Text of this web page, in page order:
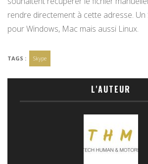
rendre directement à cette adresse. Un
pour Windows, Mac mais aussi Linux.
TAGS : Skype
L'AUTEUR